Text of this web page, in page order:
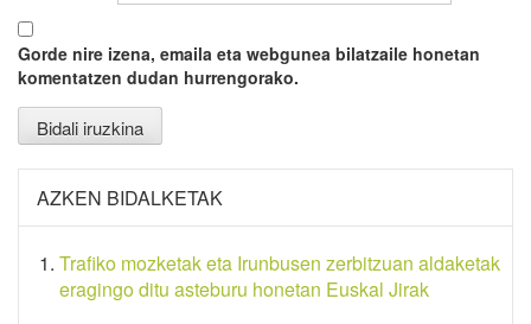
Gorde nire izena, emaila eta webgunea bilatzaile honetan
komentatzen dudan hurrengorako.
AZKEN BIDALKETAK
Trafiko mozketak eta Irunbusen zerbitzuan aldaketak
eragingo ditu asteburu honetan Euskal Jirak